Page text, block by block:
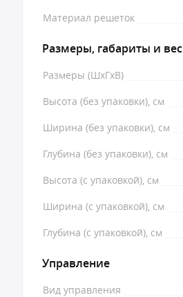
Материал решеток
Размеры, габариты и вес
Размеры (ШхГхВ)
Высота (без упаковки), см
Ширина (без упаковки), см
Глубина (без упаковки), см
Высота (с упаковкой), см
Ширина (с упаковкой), см
Глубина (с упаковкой), см
Управление
Вид управления